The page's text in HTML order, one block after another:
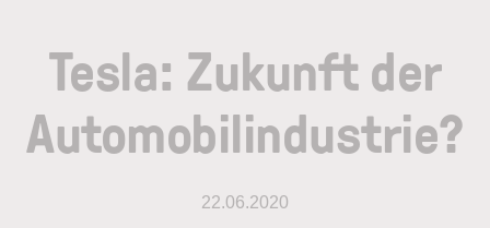
Tesla: Zukunft der
Automobilindustrie?
22.06.2020